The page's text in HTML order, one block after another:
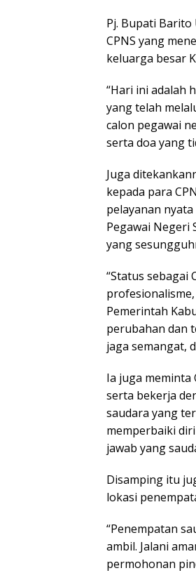
Pj. Bupati
CPNS yang
keluarga besar
“Hari ini adalah
yang telah
calon pegawai
serta doa yang
Juga
kepada para
pelayanan
Pegawai Negeri
yang
“Status sebagai
Pemerintah
perubahan dan
jaga semangat,
Ia juga meminta
serta bekerja
saudara yang
memperbaiki
jawab yang
Disamping itu
lokasi
“Penempatan
ambil. Jalani
permohonan